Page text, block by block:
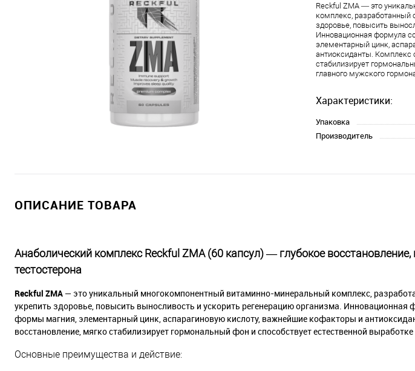
Reckful ZMA — это
комплекс, разработанный
здоровье, повысить
Инновационная формула
элементарный цинк,
антиоксиданты. Комплекс
стабилизирует
главного мужского
Характеристики:
Упаковка
Производитель
ОПИСАНИЕ ТОВАРА
Анаболический комплекс Reckful ZMA (60 капсул) — глубокое
тестостерона
Reckful ZMA — это уникальный многокомпонентный витаминно-минеральный комплекс,
укрепить здоровье, повысить выносливость и ускорить регенерацию организма.
формы магния, элементарный цинк, аспарагиновую кислоту, важнейшие кофакторы и
восстановление, мягко стабилизирует гормональный фон и способствует естественной
Основные преимущества и действие: